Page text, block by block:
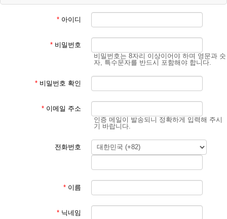
* 아이디
* 비밀번호
비밀번호는 8자리 이상이어야 하며 영문과 숫
자, 특수문자를 반드시 포함해야 합니다.
* 비밀번호 확인
* 이메일 주소
인증 메일이 발송되니 정확하게 입력해 주시
기 바랍니다.
전화번호
* 이름
* 닉네임